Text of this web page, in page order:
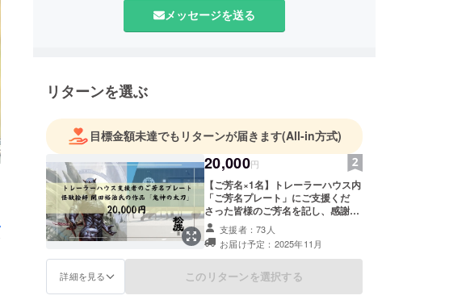
メッセージを送る
リターンを選ぶ
目標金額未達でもリターンが届きます(All-in方式)
20,000円
【ご芳名×1名】トレーラーハウス内
「ご芳名プレート」にご支援くだ
さった皆様のご芳名を記し、感謝の
気持ちを表します。デザインはゴジ
ラのポスターやガンプラの絵師で高
名な怪獣絵師/開田裕治先生の作品
「鬼神の太刀＊大江山」です。 ・制
限数：無し ・掲載順序：先着順でご
支援者：73人
お届け予定：2025年11月
詳細を見る このリターンを選択する